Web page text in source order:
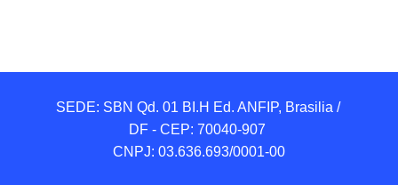
SEDE: SBN Qd. 01 BI.H Ed. ANFIP, Brasilia /
DF - CEP: 70040-907
CNPJ: 03.636.693/0001-00